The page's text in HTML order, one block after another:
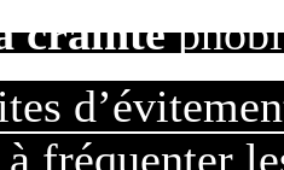
crainte
fréquenter